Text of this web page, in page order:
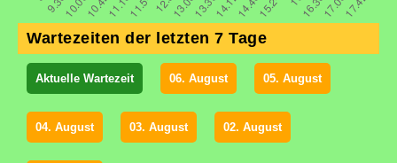
Wartezeiten der letzten 7 Tage
Aktuelle Wartezeit 06. August 05. August
04. August 03. August 02. August